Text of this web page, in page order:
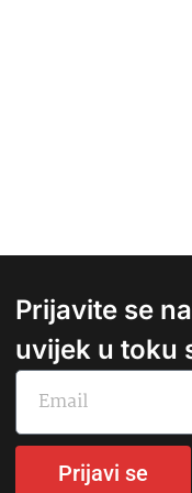
Prijavite se
uvijek u toku
Prijavi se